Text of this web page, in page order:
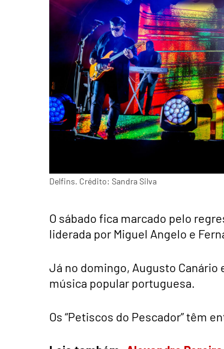
Delfins. Crédito: Sandra Silva
O sábado fica marcado pelo
liderada por Miguel Angelo e
Já no domingo, Augusto
música popular portuguesa.
Os “Petiscos do Pescador” têm